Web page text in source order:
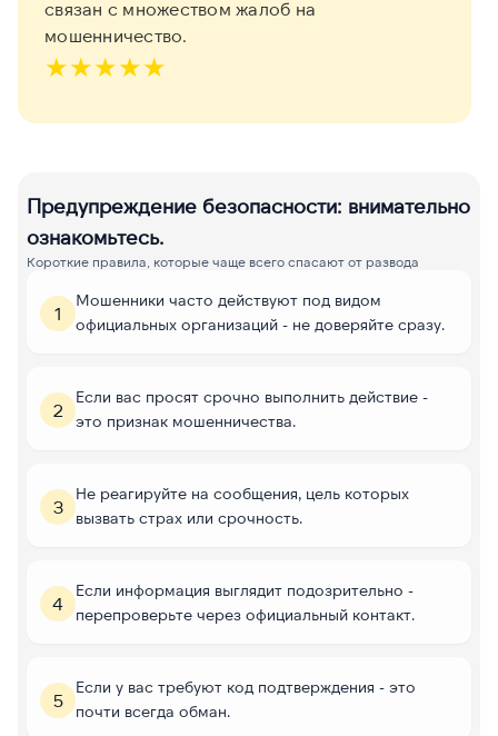
связан с множеством жалоб на
мошенничество.
★★★★★
Предупреждение безопасности: внимательно
ознакомьтесь.
Короткие правила, которые чаще всего спасают от развода
1
Мошенники часто действуют под видом
официальных организаций - не доверяйте сразу.
2
Если вас просят срочно выполнить действие -
это признак мошенничества.
3
Не реагируйте на сообщения, цель которых
вызвать страх или срочность.
4
Если информация выглядит подозрительно -
перепроверьте через официальный контакт.
5
Если у вас требуют код подтверждения - это
почти всегда обман.